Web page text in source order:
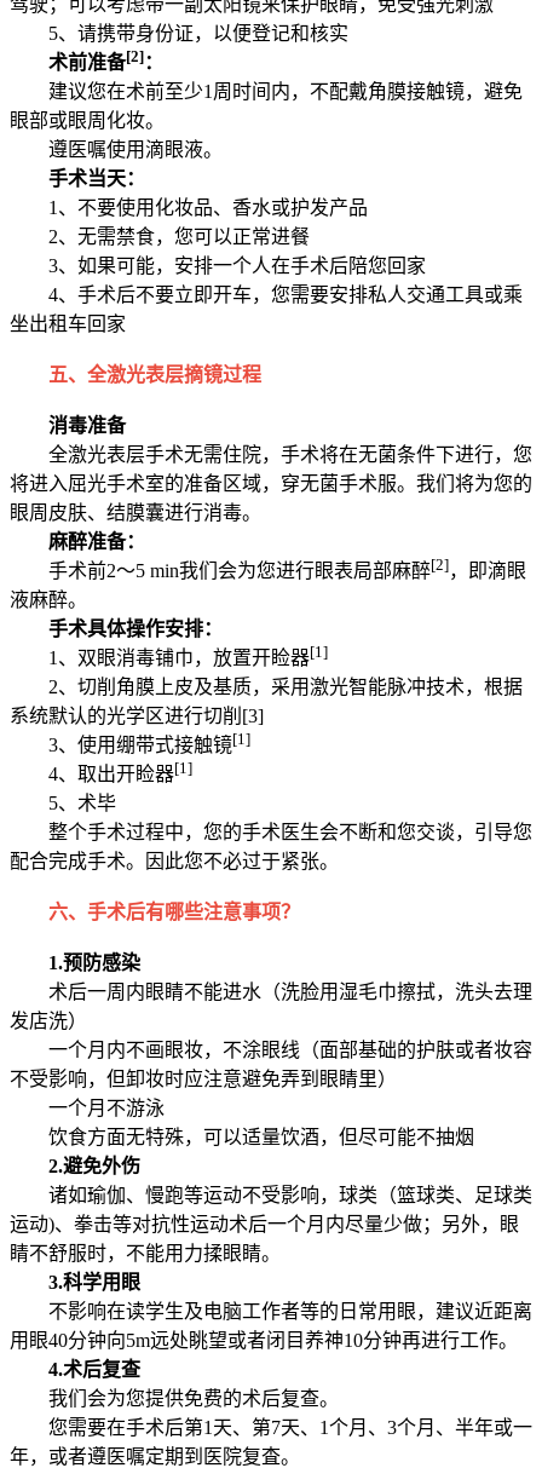
5、请携带身份证，以便登记和核实
术前准备[2]：
建议您在术前至少1周时间内，不配戴角膜接触镜，避免
眼部或眼周化妆。
遵医嘱使用滴眼液。
手术当天：
1、不要使用化妆品、香水或护发产品
2、无需禁食，您可以正常进餐
3、如果可能，安排一个人在手术后陪您回家
4、手术后不要立即开车，您需要安排私人交通工具或乘
坐出租车回家
五、全激光表层摘镜过程
消毒准备
全激光表层手术无需住院，手术将在无菌条件下进行，您
将进入屈光手术室的准备区域，穿无菌手术服。我们将为您的
眼周皮肤、结膜囊进行消毒。
麻醉准备：
手术前2～5 min我们会为您进行眼表局部麻醉[2]，即滴眼
液麻醉。
手术具体操作安排：
1、双眼消毒铺巾，放置开睑器[1]
2、切削角膜上皮及基质，采用激光智能脉冲技术，根据
系统默认的光学区进行切削[3]
3、使用绷带式接触镜[1]
4、取出开睑器[1]
5、术毕
整个手术过程中，您的手术医生会不断和您交谈，引导您
配合完成手术。因此您不必过于紧张。
六、手术后有哪些注意事项？
1.预防感染
术后一周内眼睛不能进水（洗脸用湿毛巾擦拭，洗头去理
发店洗）
一个月内不画眼妆，不涂眼线（面部基础的护肤或者妆容
不受影响，但卸妆时应注意避免弄到眼睛里）
一个月不游泳
饮食方面无特殊，可以适量饮酒，但尽可能不抽烟
2.避免外伤
诸如瑜伽、慢跑等运动不受影响，球类（篮球类、足球类
运动)、拳击等对抗性运动术后一个月内尽量少做；另外，眼
睛不舒服时，不能用力揉眼睛。
3.科学用眼
不影响在读学生及电脑工作者等的日常用眼，建议近距离
用眼40分钟向5m远处眺望或者闭目养神10分钟再进行工作。
4.术后复查
我们会为您提供免费的术后复查。
您需要在手术后第1天、第7天、1个月、3个月、半年或一
年，或者遵医嘱定期到医院复査。